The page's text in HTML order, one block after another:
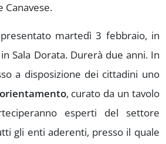
Canavese.
martedì 3 febbraio, in
Sala Dorata. Durerà due anni. In
a disposizione dei cittadini uno
, curato da un tavolo
esperti del settore
gli enti aderenti, presso il quale